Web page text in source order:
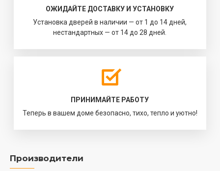
ОЖИДАЙТЕ ДОСТАВКУ И УСТАНОВКУ
Установка дверей в наличии — от 1 до 14 дней,
нестандартных — от 14 до 28 дней.
ПРИНИМАЙТЕ РАБОТУ
Теперь в вашем доме безопасно, тихо, тепло и уютно!
Производители